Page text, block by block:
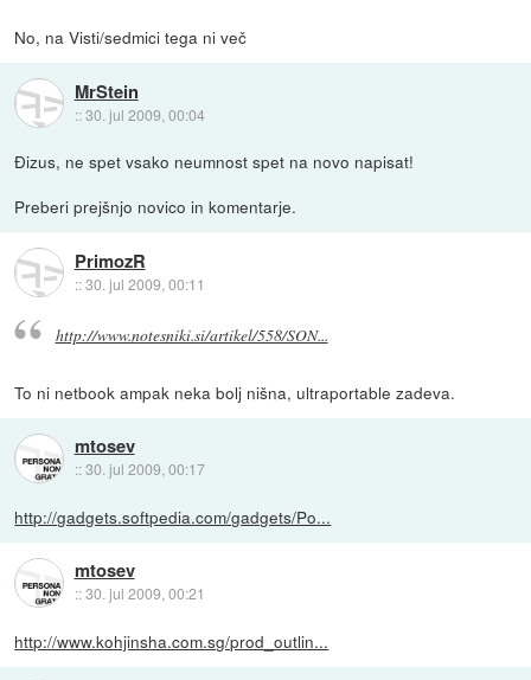
No, na Visti/sedmici tega ni več
MrStein
::30. jul 2009, 00:04
Đizus, ne spet vsako neumnost spet na novo napisat!
Preberi prejšnjo novico in komentarje.
PrimozR
::30. jul 2009, 00:11
http://www.notesniki.si/artikel/558/SON...
To ni netbook ampak neka bolj nišna, ultraportable zadeva.
mtosev
::30. jul 2009, 00:17
http://gadgets.softpedia.com/gadgets/Po...
mtosev
::30. jul 2009, 00:21
http://www.kohjinsha.com.sg/prod_outlin...